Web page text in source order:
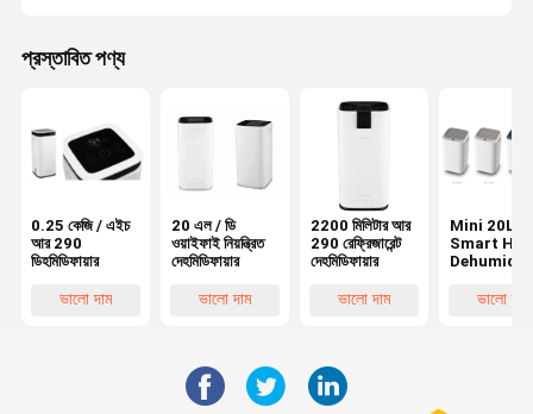
প্রস্তাবিত পণ্য
0.25 কেজি / এইচ
আর 290
ডিহমিডিফায়ার
ভালো দাম
20 এল / ডি
ওয়াইফাই নিয়ন্ত্রিত
দেহমিডিফায়ার
ভালো দাম
2200 মিলিটার আর
290 রেফ্রিজারেন্ট
দেহমিডিফায়ার
ভালো দাম
Mini 20L /
Smart
ভালো দাম